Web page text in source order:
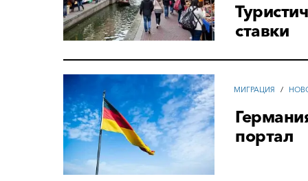
ставки
МИГРАЦИЯ /
портал